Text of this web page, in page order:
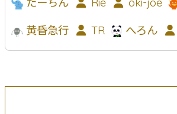
黄昏急行 TR へろん